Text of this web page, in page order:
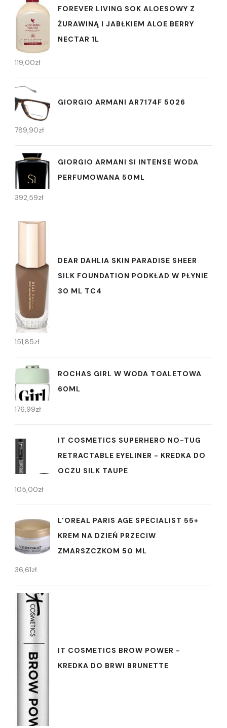
FOREVER LIVING SOK ALOESOWY Z
ŻURAWINĄ I JABŁKIEM ALOE BERRY
NECTAR 1L
119,00zł
GIORGIO ARMANI AR7174F 5026
789,90zł
GIORGIO ARMANI SI INTENSE WODA
PERFUMOWANA 50ML
392,59zł
DEAR DAHLIA SKIN PARADISE SHEER
SILK FOUNDATION PODKŁAD W PŁYNIE
30 ML TC4
151,85zł
ROCHAS GIRL W WODA TOALETOWA
60ML
176,99zł
IT COSMETICS SUPERHERO NO-TUG
RETRACTABLE EYELINER - KREDKA DO
OCZU SILK TAUPE
105,00zł
L'OREAL PARIS AGE SPECIALIST 55+
KREM NA DZIEŃ PRZECIW
ZMARSZCZKOM 50 ML
36,61zł
IT COSMETICS BROW POWER -
KREDKA DO BRWI BRUNETTE